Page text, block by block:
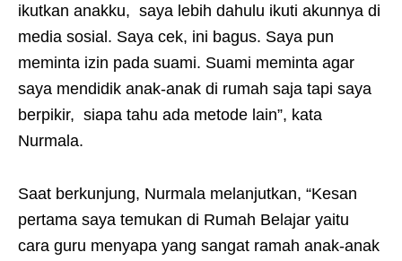
ikutkan anakku, saya lebih dahulu ikuti akunnya di
media sosial. Saya cek, ini bagus. Saya pun
meminta izin pada suami. Suami meminta agar
saya mendidik anak-anak di rumah saja tapi saya
berpikir, siapa tahu ada metode lain”, kata
Nurmala.
Saat berkunjung, Nurmala melanjutkan, “Kesan
pertama saya temukan di Rumah Belajar yaitu
cara guru menyapa yang sangat ramah anak-anak